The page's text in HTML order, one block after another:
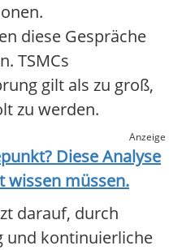
diese Gespräche
TSMCs
gilt als zu groß,
zu werden.
Anzeige
Diese Analyse
wissen müssen.
darauf, durch
und kontinuierliche